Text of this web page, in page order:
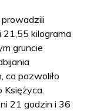
21,55 kilograma
gruncie
co pozwoliło
21 godzin i 36